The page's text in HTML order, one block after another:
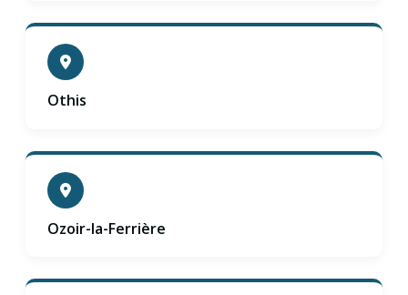
Othis
Ozoir-la-Ferrière